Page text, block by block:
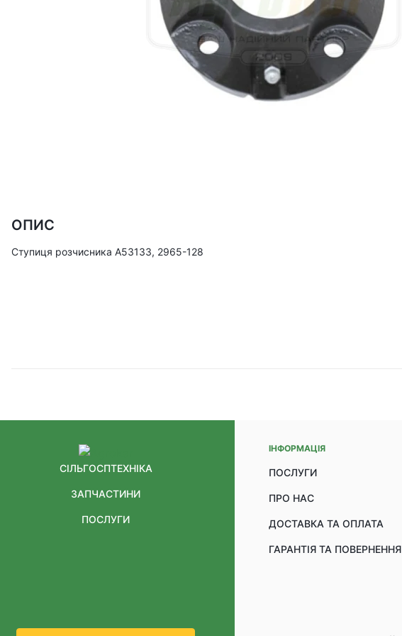
ОПИС
Ступиця розчисника A53133, 2965-128
СІЛЬГОСПТЕХНІКА
ЗАПЧАСТИНИ
ПОСЛУГИ
ІНФОРМАЦІЯ
ПОСЛУГИ
ПРО НАС
ДОСТАВКА ТА ОПЛАТА
ГАРАНТІЯ ТА ПОВЕРНЕННЯ